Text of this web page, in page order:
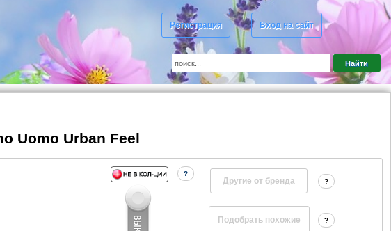
Регистрация Вход на сайт
Uomo Urban Feel
?
Другие от бренда ?
?